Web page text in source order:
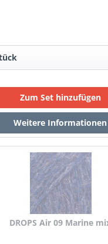
DROPS Air 09 Marine